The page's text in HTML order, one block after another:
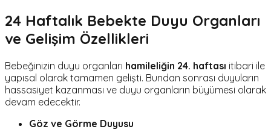
24 Haftalık Bebekte Duyu Organları
ve Gelişim Özellikleri
Bebeğinizin duyu organları hamileliğin 24. haftası itibari ile
yapısal olarak tamamen gelişti. Bundan sonrası duyuların
hassasiyet kazanması ve duyu organların büyümesi olarak
devam edecektir.
Göz ve Görme Duyusu